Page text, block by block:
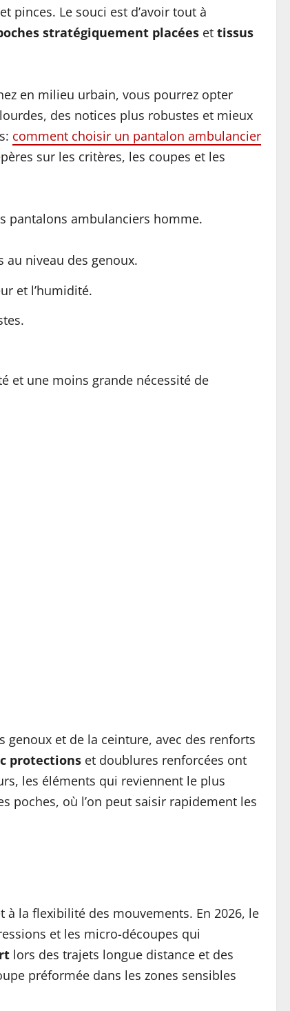
pinces. Le souci est d’avoir tout à
stratégiquement placées et tissus
en milieu urbain, vous pourrez opter
des notices plus robustes et mieux
comment choisir un pantalon ambulancier
sur les critères, les coupes et les
pantalons ambulanciers homme.
niveau des genoux.
et l’humidité.
et une moins grande nécessité de
et de la ceinture, avec des renforts
protections et doublures renforcées ont
les éléments qui reviennent le plus
poches, où l’on peut saisir rapidement les
la flexibilité des mouvements. En 2026, le
et les micro-découpes qui
lors des trajets longue distance et des
préformée dans les zones sensibles